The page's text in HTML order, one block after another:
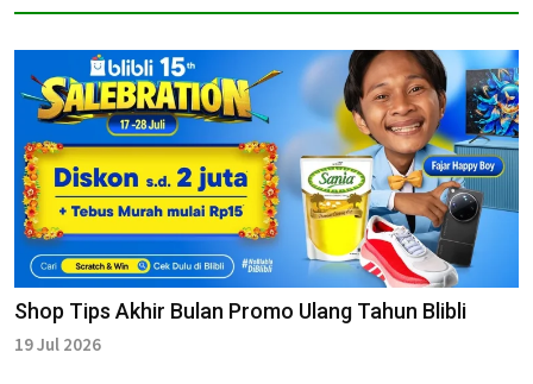
Shop Tips Akhir Bulan Promo Ulang Tahun Blibli
19 Jul 2026